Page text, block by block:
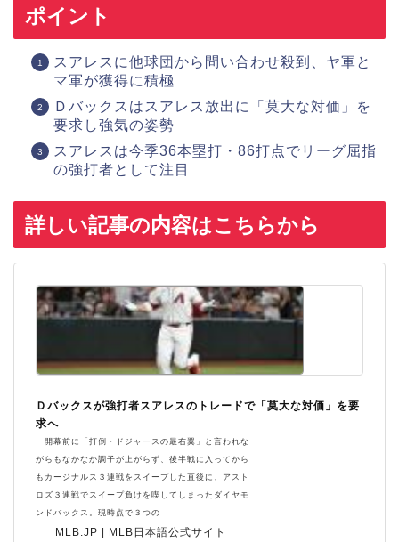
ポイント
スアレスに他球団から問い合わせ殺到、ヤ軍と
マ軍が獲得に積極
Ｄバックスはスアレス放出に「莫大な対価」を
要求し強気の姿勢
スアレスは今季36本塁打・86打点でリーグ屈指
の強打者として注目
詳しい記事の内容はこちらから
MLB.JP | MLB日本語公式サイト
Ｄバックスが強打者スアレスのトレードで「莫大な対価」を要
求へ
開幕前に「打倒・ドジャースの最右翼」と言われな
がらもなかなか調子が上がらず、後半戦に入ってから
もカージナルス３連戦をスイープした直後に、アスト
ロズ３連戦でスイープ負けを喫してしまったダイヤモ
ンドバックス。現時点で３つの